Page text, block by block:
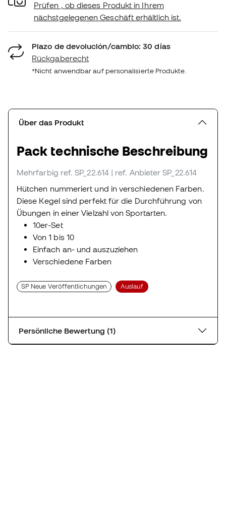
Prüfen , ob dieses Produkt in Ihrem
nächstgelegenen Geschäft erhältlich ist.
Plazo de devolución/cambio: 30 días
Rückgaberecht
*Nicht anwendbar auf personalisierte Produkte.
Über das Produkt
Pack technische Beschreibung
Mehrfarbig ref. SP_22.614 | ref. Anbieter SP_22.614
Hütchen nummeriert und in verschiedenen Farben.
Diese Kegel sind perfekt für die Durchführung von
Übungen in einer Vielzahl von Sportarten.
10er-Set
Von 1 bis 10
Einfach an- und auszuziehen
Verschiedene Farben
SP Neue Veröffentlichungen Auslauf
Persönliche Bewertung (1)